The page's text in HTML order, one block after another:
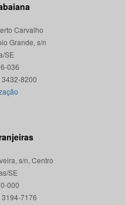
Carvalho
Grande, s/n
SE
036
s/n, Centro
SE
000